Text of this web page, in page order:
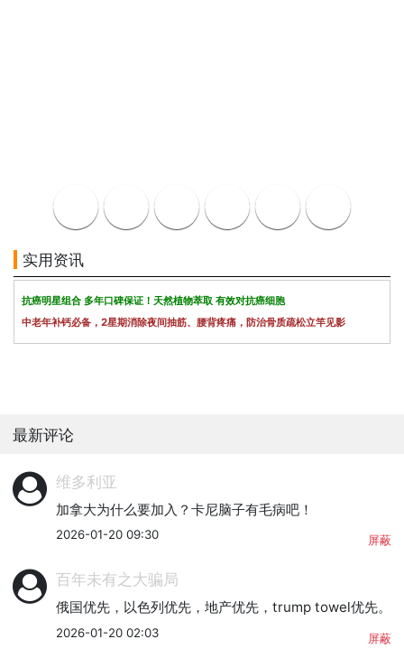
实用资讯
抗癌明星组合 多年口碑保证！天然植物萃取 有效对抗癌细胞
中老年补钙必备，2星期消除夜间抽筋、腰背疼痛，防治骨质疏松立竿见影
最新评论
维多利亚
加拿大为什么要加入？卡尼脑子有毛病吧！
2026-01-20 09:30 屏蔽
百年未有之大骗局
俄国优先，以色列优先，地产优先，trump towel优先。
2026-01-20 02:03 屏蔽